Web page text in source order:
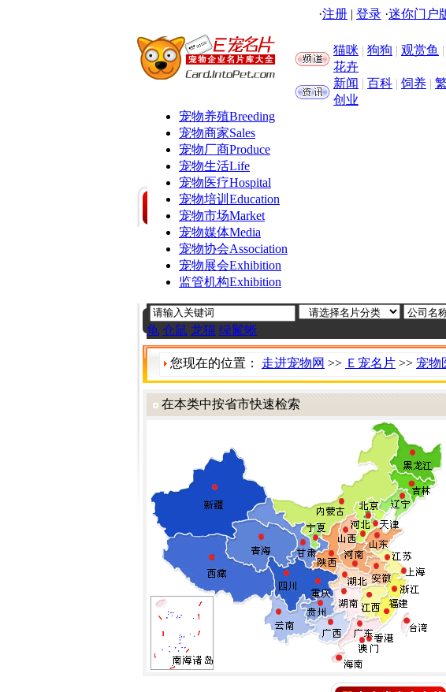
·注册 | 登录 ·迷你门户
猫咪 | 狗狗 | 观赏鱼 |
花卉
新闻 | 百科 | 饲养 |
创业
宠物养殖Breeding
宠物商家Sales
宠物厂商Produce
宠物生活Life
宠物医疗Hospital
宠物培训 Education
宠物市场Market
宠物媒体Media
宠物协会Association
宠物展会Exhibition
监管机构Exhibition
龟 仓鼠 龙猫 绿鬣蜥
您现在的位置： 走进宠物网 >> Ｅ宠名片 >> 宠物
在本类中按省市快速检索